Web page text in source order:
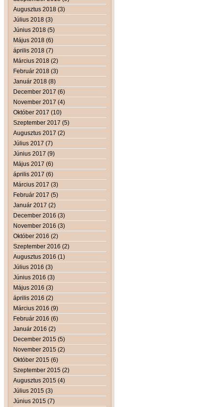
Augusztus 2018 (3)
Július 2018 (3)
Június 2018 (5)
Május 2018 (6)
április 2018 (7)
Március 2018 (2)
Február 2018 (3)
Január 2018 (8)
December 2017 (6)
November 2017 (4)
Október 2017 (10)
Szeptember 2017 (5)
Augusztus 2017 (2)
Július 2017 (7)
Június 2017 (9)
Május 2017 (6)
április 2017 (6)
Március 2017 (3)
Február 2017 (5)
Január 2017 (2)
December 2016 (3)
November 2016 (3)
Október 2016 (2)
Szeptember 2016 (2)
Augusztus 2016 (1)
Július 2016 (3)
Június 2016 (3)
Május 2016 (3)
április 2016 (2)
Március 2016 (9)
Február 2016 (6)
Január 2016 (2)
December 2015 (5)
November 2015 (2)
Október 2015 (6)
Szeptember 2015 (2)
Augusztus 2015 (4)
Július 2015 (3)
Június 2015 (7)